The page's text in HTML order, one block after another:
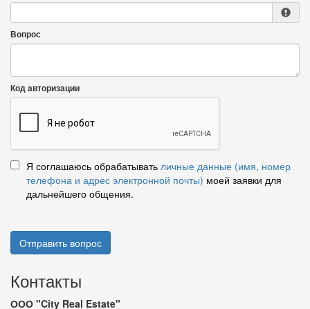
Вопрос
Код авторизации
Я соглашаюсь обрабатывать личные данные (имя, номер
телефона и адрес электронной почты) моей заявки для
дальнейшего общения.
Отправить вопрос
Контакты
ООО "City Real Estate"